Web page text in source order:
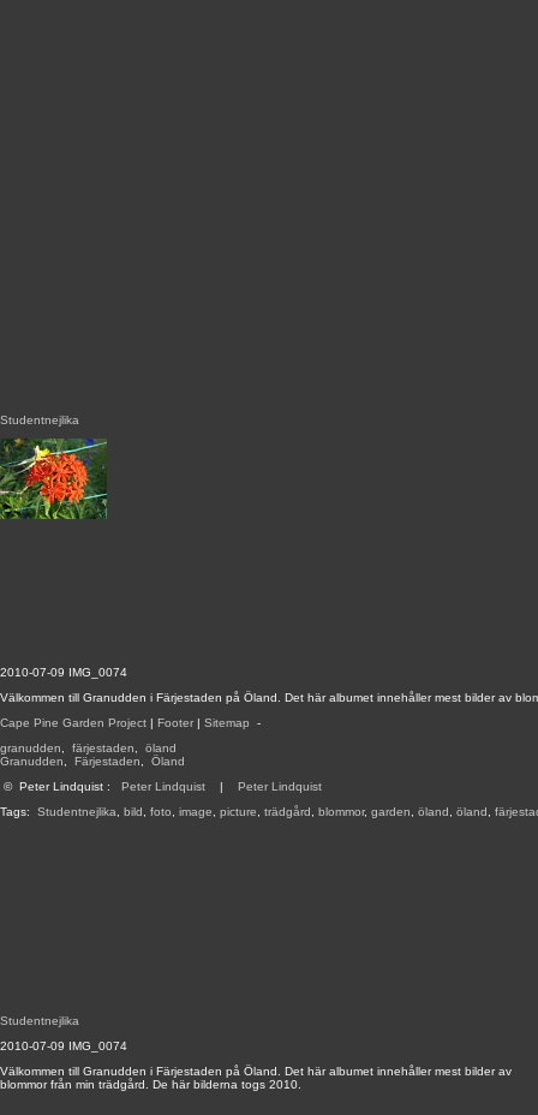
2010-07-09 IMG_0074
Välkommen till Granudden i Färjestaden på Öland. Det här albumet innehåller mest bilder av
Cape Pine Garden Project | Footer | Sitemap -
granudden
färjestaden
öland
Granudden
Färjestaden
Öland
© Peter Lindquist : Peter Lindquist | Peter Lindquist
Tags: Studentnejlika bild foto image picture trädgård blommor, garden öland öland
Studentnejlika
Studentnejlika
2010-07-09 IMG_0074
Välkommen till Granudden i Färjestaden på Öland. Det här albumet innehåller mest bilder av
blommor från min trädgård. De här bilderna togs 2010.